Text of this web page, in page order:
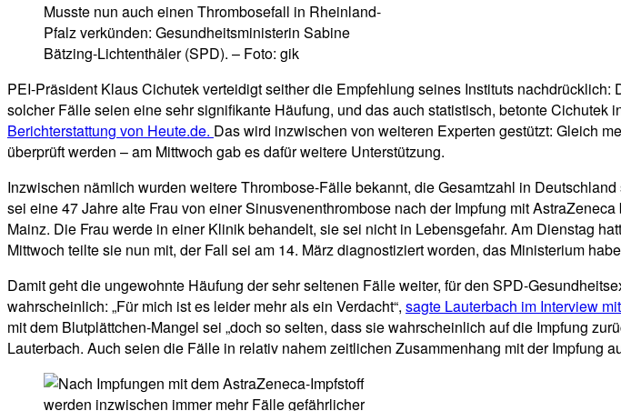
Musste nun auch einen Thrombosefall in Rheinland-
Pfalz verkünden: Gesundheitsministerin Sabine
Bätzing-Lichtenthäler (SPD). – Foto: gik
PEI-Präsident Klaus Cichutek verteidigt seither die Empfehlung seines Instituts
solcher Fälle seien eine sehr signifikante Häufung, und das auch statistisch, betonte Cichutek
Berichterstattung von Heute.de. Das wird inzwischen von weiteren Experten gestützt: Gleich
überprüft werden – am Mittwoch gab es dafür weitere Unterstützung.
Inzwischen nämlich wurden weitere Thrombose-Fälle bekannt, die Gesamtzahl in
sei eine 47 Jahre alte Frau von einer Sinusvenenthrombose nach der Impfung mit
Mainz. Die Frau werde in einer Klinik behandelt, sie sei nicht in Lebensgefahr. Am Dienstag
Mittwoch teilte sie nun mit, der Fall sei am 14. März diagnostiziert worden, das Ministerium
Damit geht die ungewohnte Häufung der sehr seltenen Fälle weiter, für den SPD-
wahrscheinlich: „Für mich ist es leider mehr als ein Verdacht“, sagte Lauterbach im Interview
mit dem Blutplättchen-Mangel sei „doch so selten, dass sie wahrscheinlich auf die Impfung
Lauterbach. Auch seien die Fälle in relativ nahem zeitlichen Zusammenhang mit der Impfung